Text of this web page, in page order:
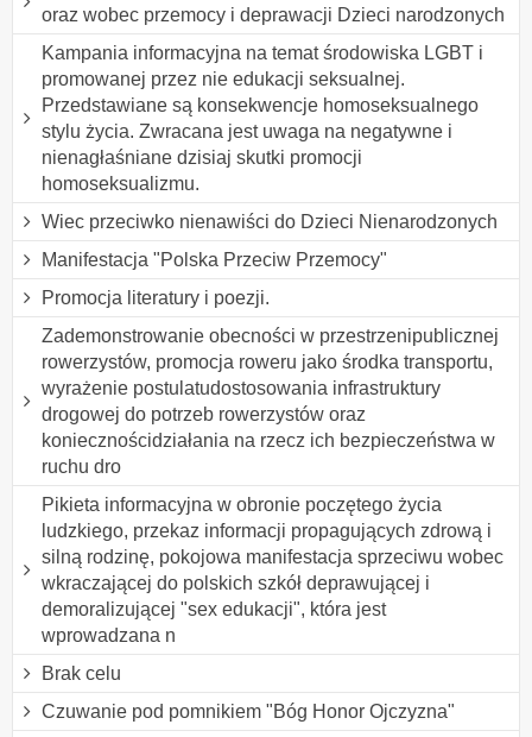
oraz wobec przemocy i deprawacji Dzieci narodzonych
Kampania informacyjna na temat środowiska LGBT i
promowanej przez nie edukacji seksualnej.
Przedstawiane są konsekwencje homoseksualnego
stylu życia. Zwracana jest uwaga na negatywne i
nienagłaśniane dzisiaj skutki promocji
homoseksualizmu.
Wiec przeciwko nienawiści do Dzieci Nienarodzonych
Manifestacja "Polska Przeciw Przemocy"
Promocja literatury i poezji.
Zademonstrowanie obecności w przestrzenipublicznej
rowerzystów, promocja roweru jako środka transportu,
wyrażenie postulatudostosowania infrastruktury
drogowej do potrzeb rowerzystów oraz
koniecznościdziałania na rzecz ich bezpieczeństwa w
ruchu dro
Pikieta informacyjna w obronie poczętego życia
ludzkiego, przekaz informacji propagujących zdrową i
silną rodzinę, pokojowa manifestacja sprzeciwu wobec
wkraczającej do polskich szkół deprawującej i
demoralizującej "sex edukacji", która jest
wprowadzana n
Brak celu
Czuwanie pod pomnikiem "Bóg Honor Ojczyzna"